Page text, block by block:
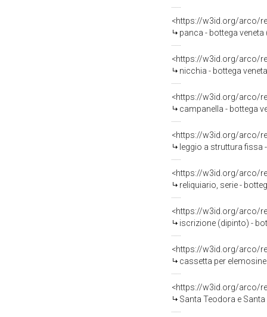
<https://w3id.org/arco/
panca - bottega
<https://w3id.org/arco/
nicchia - bottega
<https://w3id.org/arco/
campanella - bottega
<https://w3id.org/arco/
leggio a struttura fissa
<https://w3id.org/arco/
reliquiario, serie -
<https://w3id.org/arco/
iscrizione (dipinto) -
<https://w3id.org/arco/
cassetta per
<https://w3id.org/arco/
Santa Teodora e